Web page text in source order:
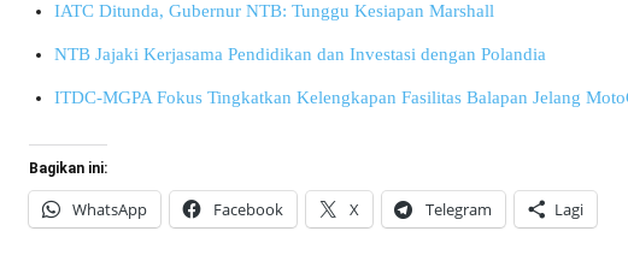
IATC Ditunda, Gubernur NTB: Tunggu Kesiapan Marshall
NTB Jajaki Kerjasama Pendidikan dan Investasi dengan Polandia
ITDC-MGPA Fokus Tingkatkan Kelengkapan Fasilitas Balapan Jelang
Bagikan ini:
WhatsApp Facebook X Telegram Lagi